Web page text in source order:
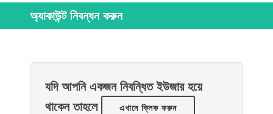
অ্যাকাউন্ট নিবন্ধন করুন
যদি আপনি একজন নিবন্ধিত ইউজার হয়ে
থাকেন তাহলে
এখানে ক্লিক করুন